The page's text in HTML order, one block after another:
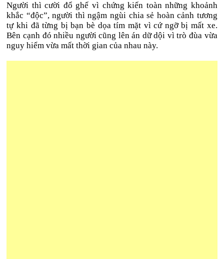
Người thì cười đổ ghế vì chứng kiến toàn những khoảnh
khắc “độc”, người thì ngậm ngùi chia sẻ hoàn cảnh tương
tự khi đã từng bị bạn bè dọa tím mặt vì cứ ngỡ bị mất xe.
Bên cạnh đó nhiều người cũng lên án dữ dội vì trò đùa vừa
nguy hiểm vừa mất thời gian của nhau này.